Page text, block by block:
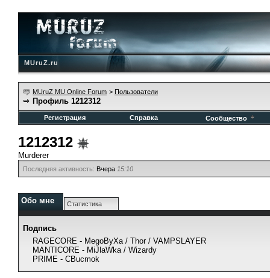
MUruZ.ru
MUruZ MU Online Forum > Пользователи
Профиль 1212312
Регистрация Справка Сообщество
1212312
Murderer
Последняя активность: Вчера 15:10
Обо мне Статистика
Подпись
RAGECORE - MegoByXa / Thor / VAMPSLAYER
MANTICORE - MiJlaWka / Wizardy
PRIME - CBucmok